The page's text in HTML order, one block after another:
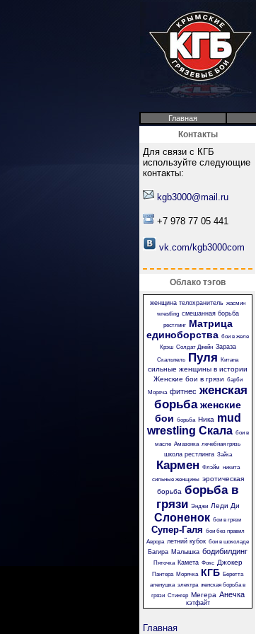
Главная
Контакты
Для связи с КГБ
используйте следующие
контакты:
kgb3000@mail.ru
+7 978 77 05 441
vk.com/kgb3000com
Облако тэгов
женщина телохранитель жасмин
wrestling смешанная борьба
рестлинг
Матрица
единоборства бои в желе
Крэш Солдат Джейн Зараза
Скальпель Пуля Китана
сильные женщины в истории
Женские бои в грязи барби
Моряча фитнес женская
борьба женские
бои борьба Ника mud
wrestling Скала бои в
масле Амазонка лечебная грязь
школа рестлинга Зайка
Кармен Флэйм никита
сильные женщины эротическая
борьба борьба в
грязи Энджи Леди Ди
Слоненок бои в грязи
Супер-Галя бои без правил
Аврора летний кубок бои в шоколаде
Багира Малышка бодибилдинг
Пяточка Камета Фокс Джокер
Пантера Морячка КГБ Беретта
аленушка электра женская борьба в
грязи Стингер Мегера Анечка
кэтфайт
Главная